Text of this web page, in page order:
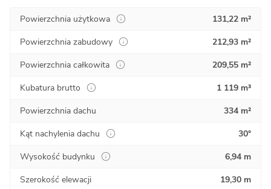
Powierzchnia użytkowa
131,22 m²
Powierzchnia zabudowy
212,93 m²
Powierzchnia całkowita
209,55 m²
Kubatura brutto
1 119 m³
Powierzchnia dachu
334 m²
Kąt nachylenia dachu
30°
Wysokość budynku
6,94 m
Szerokość elewacji
19,30 m